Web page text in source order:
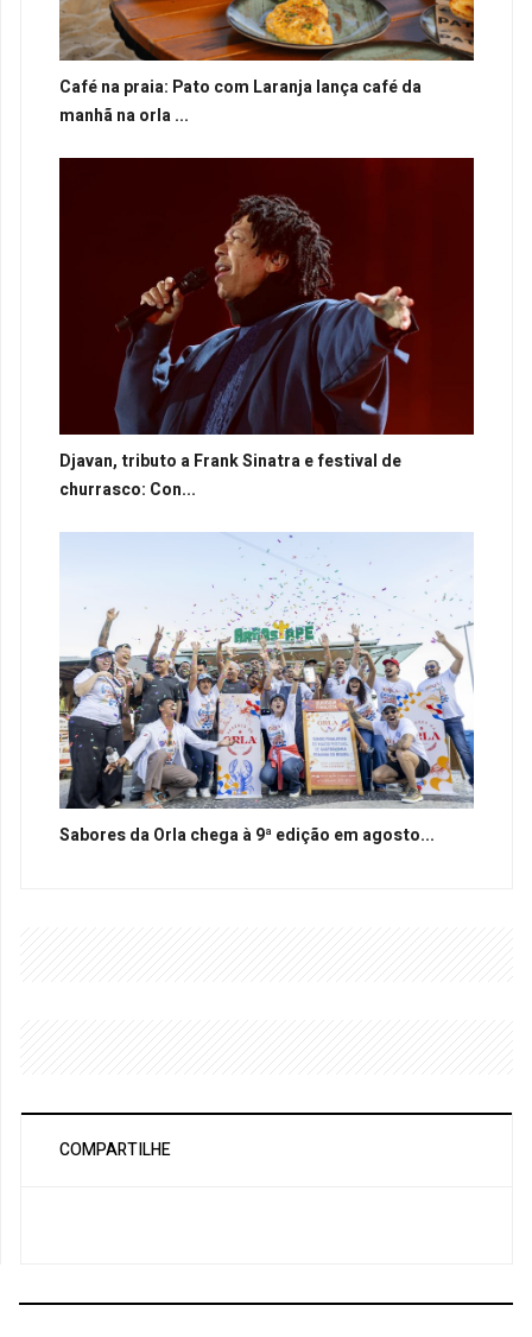
Café na praia: Pato com Laranja lança café da
manhã na orla ...
Djavan, tributo a Frank Sinatra e festival de
churrasco: Con...
Sabores da Orla chega à 9ª edição em agosto...
COMPARTILHE